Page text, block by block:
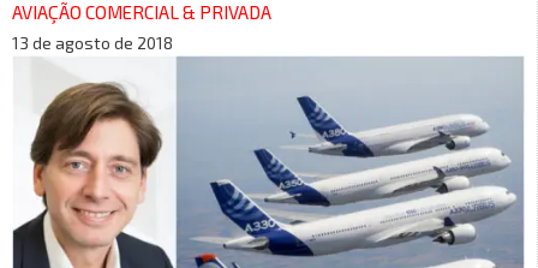
AVIAÇÃO COMERCIAL & PRIVADA
13 de agosto de 2018